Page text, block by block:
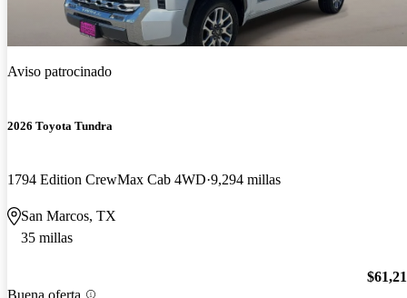
Aviso patrocinado
2026 Toyota Tundra
1794 Edition CrewMax Cab 4WD 9,294 millas
San Marcos, TX
35 millas
Buena oferta